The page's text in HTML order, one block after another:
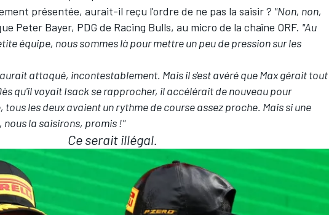
présentée, aurait-il reçu l'ordre de ne pas la saisir ? "Non, non,
Peter Bayer, PDG de Racing Bulls, au micro de la chaîne ORF. "Au
équipe, nous sommes là pour mettre un peu de pression sur les
attaqué, incontestablement. Mais il s'est avéré que Max gérait tout
qu'il voyait Isack se rapprocher, il accélérait de nouveau pour
les deux avaient un rythme de course assez proche. Mais si une
la saisirons, promis !"
Ce serait illégal.